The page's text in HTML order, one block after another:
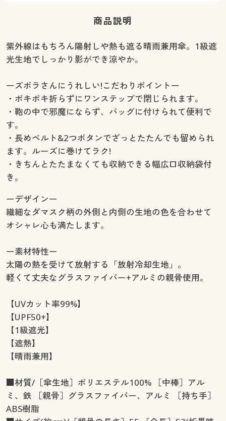
商品説明
紫外線はもちろん陽射しや熱も遮る晴雨兼用傘。1級遮
光生地でしっかり影ができ涼やか。
ーズボラさんにうれしい!こだわりポイントー
・ポキポキ折らずにワンステップで閉じられます。
・鞄の中で邪魔にならず、バッグに付けられて便利で
す。
・長めベルト&2つボタンでざっとたたんでも留められ
ます。ルーズに巻けてラク!
・きちんとたたまなくても収納できる幅広口収納袋付
き。
ーデザインー
繊細なダマスク柄の外側と内側の生地の色を合わせて
オシャレ心も満たします。
ー素材特性ー
太陽の熱を受けて放射する「放射冷却生地」。
軽くて丈夫なグラスファイバー+アルミの親骨使用。
【UVカット率99%】
【UPF50+】
【1級遮光】
【遮熱】
【晴雨兼用】
■材質/［傘生地］ポリエステル100% ［中棒］アル
ミ、鉄 ［親骨］グラスファイバー、アルミ ［持ち手］
ABS樹脂